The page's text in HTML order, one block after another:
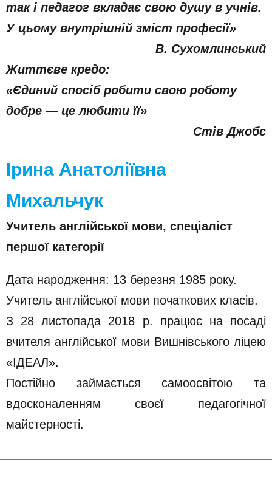
так і педагог вкладає свою душу в учнів.
У цьому внутрішній зміст професії»
В. Сухомлинський
Життєве кредо:
«Єдиний спосіб робити свою роботу
добре — це любити її»
Стів Джобс
Ірина Анатоліївна
Михальчук
Учитель англійської мови, спеціаліст
першої категорії
Дата народження: 13 березня 1985 року.
Учитель англійської мови початкових класів.
З 28 листопада 2018 р. працює на посаді
вчителя англійської мови Вишнівського ліцею
«ІДЕАЛ».
Постійно займається самоосвітою та
вдосконаленням своєї педагогічної
майстерності.